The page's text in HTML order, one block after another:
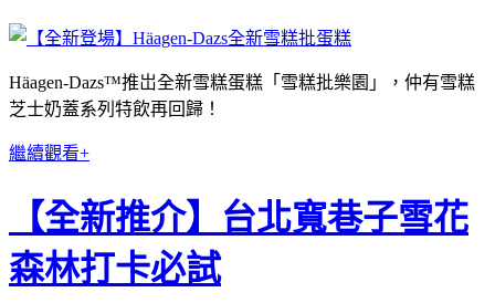
Häagen-Dazs™推岀全新雪糕蛋糕「雪糕批樂園」，仲有雪糕
芝士奶蓋系列特飲再回歸！
繼續觀看+
【全新推介】台北寬巷子雪花
森林打卡必試